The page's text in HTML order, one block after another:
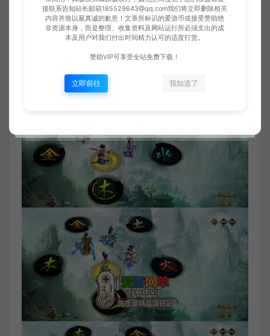
接联系告知站长邮箱185529643@qq.com我们将立即删除相关
内容并致以最真诚的歉意！文章所标识的爱游币或接受赞助绝
非资源本身，而是整理、收集资料及网站运行所必须支出的成
本及用户对我们付出时间精力认可的适度打赏。
赞助VIP可享受全站免费下载！
立即前往 我知道了